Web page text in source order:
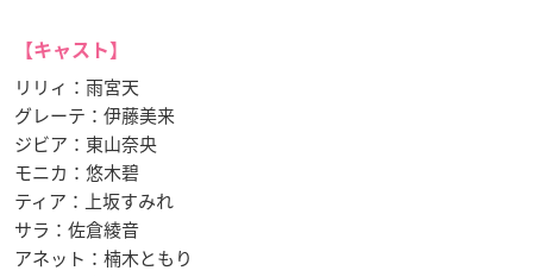
【キャスト】
リリィ：雨宮天
グレーテ：伊藤美来
ジビア：東山奈央
モニカ：悠木碧
ティア：上坂すみれ
サラ：佐倉綾音
アネット：楠木ともり